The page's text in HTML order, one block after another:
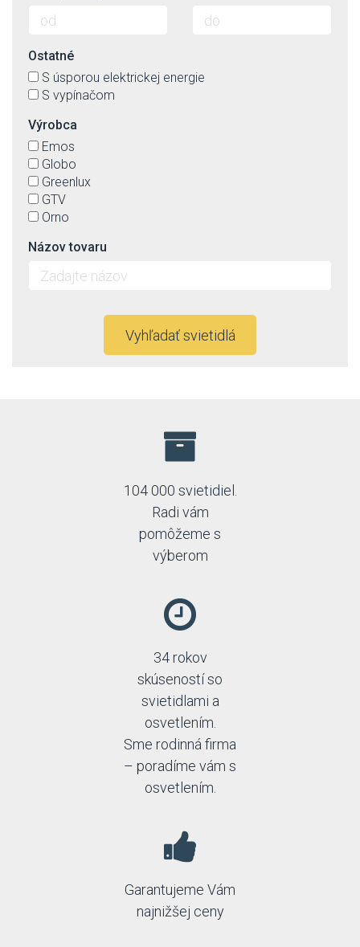
Ostatné
S úsporou elektrickej energie
S vypínačom
Výrobca
Emos
Globo
Greenlux
GTV
Orno
Názov tovaru
Vyhľadať svietidlá
104 000 svietidiel.
Radi vám
pomôžeme s
výberom
34 rokov
skúseností so
svietidlami a
osvetlením.
Sme rodinná firma
– poradíme vám s
osvetlením.
Garantujeme Vám
najnižšej ceny